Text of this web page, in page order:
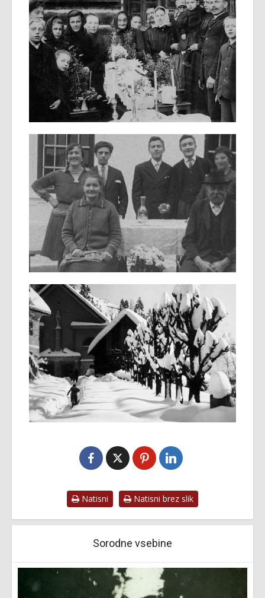
Natisni Natisni brez slik
Sorodne vsebine